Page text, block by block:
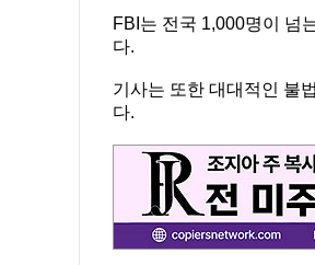
FBI는 전국 1,000명이 넘
다.
기사는 또한 대대적인 불
다.